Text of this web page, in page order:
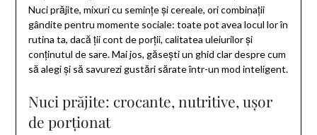
Nuci prăjite, mixuri cu semințe și cereale, ori combinații
gândite pentru momente sociale: toate pot avea locul lor în
rutina ta, dacă ții cont de porții, calitatea uleiurilor și
conținutul de sare. Mai jos, găsești un ghid clar despre cum
să alegi și să savurezi gustări sărate într-un mod inteligent.
Nuci prăjite: crocante, nutritive, ușor
de porționat